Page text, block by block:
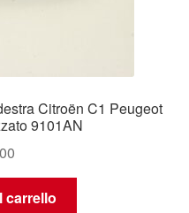
Citroën C1 Peugeot
9101AN
carrello